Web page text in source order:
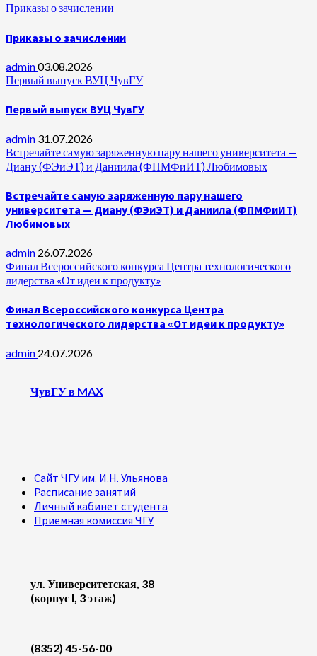
Приказы о зачислении
Приказы о зачислении
admin03.08.2026
Первый выпуск ВУЦ ЧувГУ
Первый выпуск ВУЦ ЧувГУ
admin 31.07.2026
Встречайте самую заряженную пару нашего университета —
Диану (ФЭиЭТ) и Даниила (ФПМФиИТ) Любимовых
Встречайте самую заряженную пару нашего
университета — Диану (ФЭиЭТ) и Даниила (ФПМФиИТ)
Любимовых
admin 26.07.2026
Финал Всероссийского конкурса Центра технологического
лидерства «От идеи к продукту»
Финал Всероссийского конкурса Центра
технологического лидерства «От идеи к продукту»
admin 24.07.2026
ЧувГУ в MAX
Сайт ЧГУ им. И.Н. Ульянова
Расписание занятий
Личный кабинет студента
Приемная комиссия ЧГУ
ул. Университетская, 38
(корпус I, 3 этаж)
(8352) 45-56-00